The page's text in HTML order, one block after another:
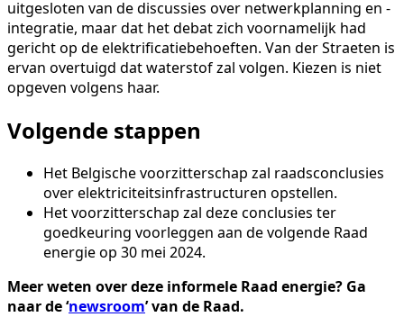
uitgesloten van de discussies over netwerkplanning en -
integratie, maar dat het debat zich voornamelijk had
gericht op de elektrificatiebehoeften. Van der Straeten is
ervan overtuigd dat waterstof zal volgen. Kiezen is niet
opgeven volgens haar.
Volgende stappen
Het Belgische voorzitterschap zal raadsconclusies
over elektriciteitsinfrastructuren opstellen.
Het voorzitterschap zal deze conclusies ter
goedkeuring voorleggen aan de volgende Raad
energie op 30 mei 2024.
Meer weten over deze informele Raad energie? Ga
naar de ‘newsroom’ van de Raad.